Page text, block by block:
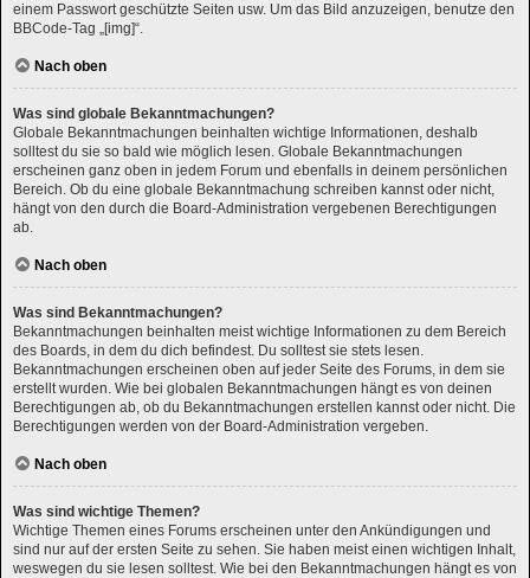
einem Passwort geschützte Seiten usw. Um das Bild anzuzeigen, benutze den
BBCode-Tag „[img]“.
Nach oben
Was sind globale Bekanntmachungen?
Globale Bekanntmachungen beinhalten wichtige Informationen, deshalb
solltest du sie so bald wie möglich lesen. Globale Bekanntmachungen
erscheinen ganz oben in jedem Forum und ebenfalls in deinem persönlichen
Bereich. Ob du eine globale Bekanntmachung schreiben kannst oder nicht,
hängt von den durch die Board-Administration vergebenen Berechtigungen
ab.
Nach oben
Was sind Bekanntmachungen?
Bekanntmachungen beinhalten meist wichtige Informationen zu dem Bereich
des Boards, in dem du dich befindest. Du solltest sie stets lesen.
Bekanntmachungen erscheinen oben auf jeder Seite des Forums, in dem sie
erstellt wurden. Wie bei globalen Bekanntmachungen hängt es von deinen
Berechtigungen ab, ob du Bekanntmachungen erstellen kannst oder nicht. Die
Berechtigungen werden von der Board-Administration vergeben.
Nach oben
Was sind wichtige Themen?
Wichtige Themen eines Forums erscheinen unter den Ankündigungen und
sind nur auf der ersten Seite zu sehen. Sie haben meist einen wichtigen Inhalt,
weswegen du sie lesen solltest. Wie bei den Bekanntmachungen hängt es von